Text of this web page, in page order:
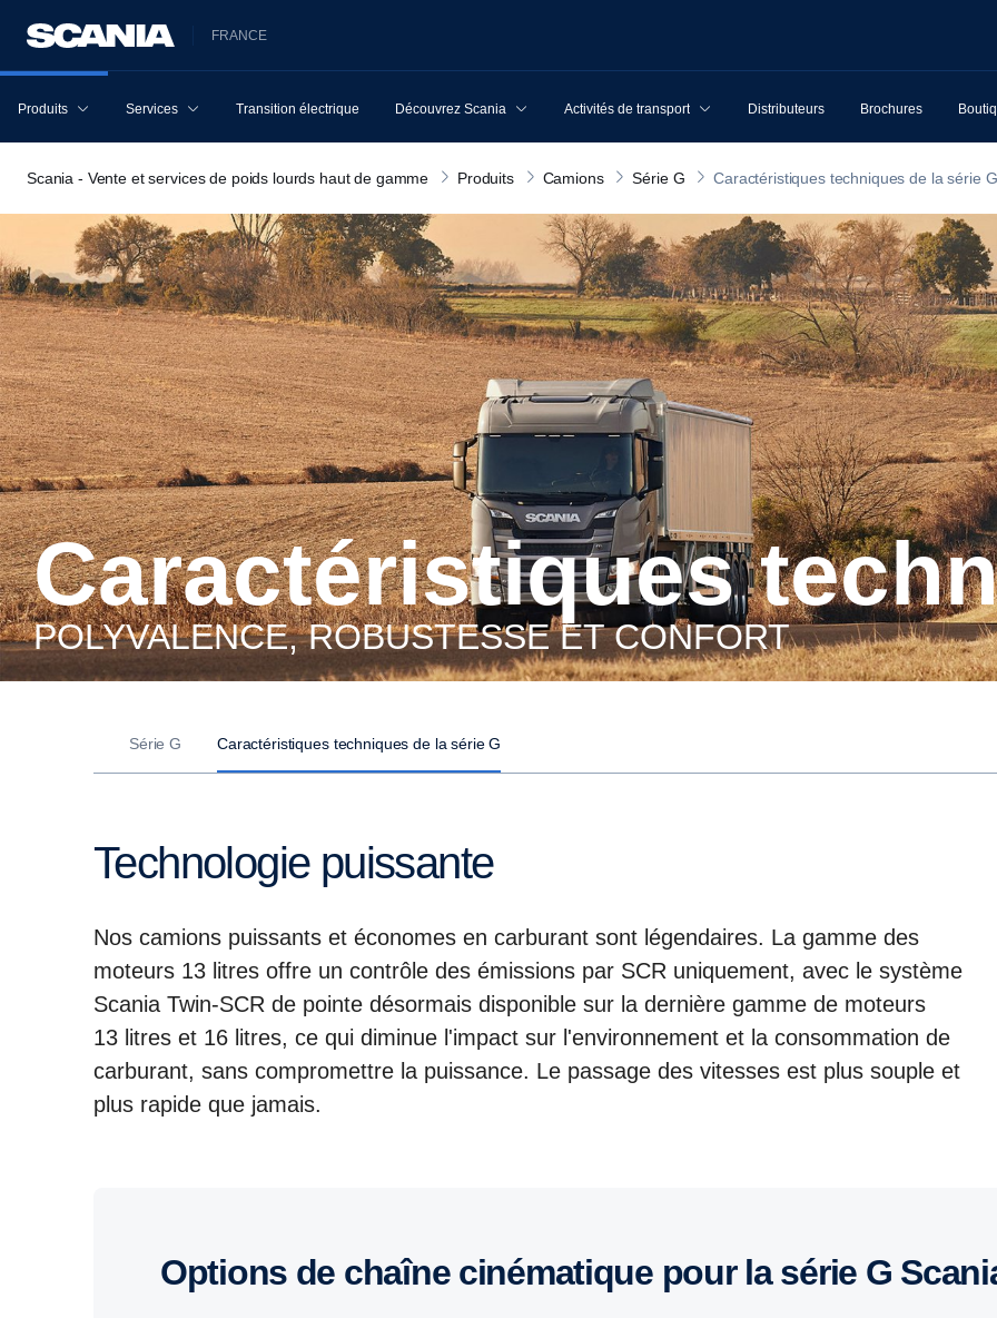
FRANCE
Produits Services Transition électrique Découvrez Scania Activités de transport Distributeurs Brochures
Scania - Vente et services de poids lourds haut de gamme Produits Camions Série G Caractéristiques techniques de la série G
Caractéristiques
POLYVALENCE, ROBUSTESSE ET CONFORT
Série G Caractéristiques techniques de la série G
Technologie puissante
Nos camions puissants et économes en carburant sont légendaires. La gamme des
moteurs 13 litres offre un contrôle des émissions par SCR uniquement, avec le système
Scania Twin-SCR de pointe désormais disponible sur la dernière gamme de moteurs
13 litres et 16 litres, ce qui diminue l'impact sur l'environnement et la consommation de
carburant, sans compromettre la puissance. Le passage des vitesses est plus souple et
plus rapide que jamais.
Options de chaîne cinématique pour la série G